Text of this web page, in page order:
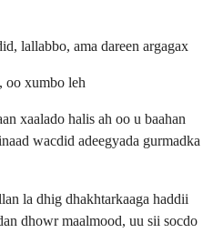
lallabbo, ama dareen argagax
oo xumbo leh
xaalado halis ah oo u baahan
wacdid adeegyada gurmadka
la dhig dhakhtarkaaga haddii
dhowr maalmood, uu sii socdo